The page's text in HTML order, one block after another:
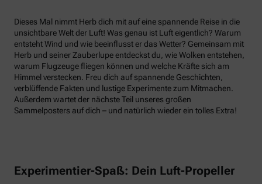
Dieses Mal nimmt Herb dich mit auf eine spannende Reise in die
unsichtbare Welt der Luft! Was genau ist Luft eigentlich? Warum
entsteht Wind und wie beeinflusst er das Wetter? Gemeinsam mit
Herb und seiner Zauberlupe entdeckst du, wie Wolken entstehen,
warum Flugzeuge fliegen können und welche Kräfte sich am
Himmel verstecken. Freu dich auf spannende Geschichten,
verblüffende Fakten und lustige Experimente zum Mitmachen.
Außerdem wartet der nächste Teil unseres großen
Sammelposters auf dich – und natürlich wieder ein tolles Extra!
Experimentier-Spaß: Dein Luft-Propeller